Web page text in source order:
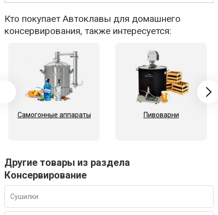
Кто покупает Автоклавы для домашнего
консервирования, также интересуется:
Самогонные аппараты Пивоварни
Другие товары из раздела
Консервирование
Сушилки